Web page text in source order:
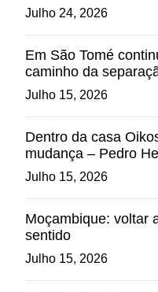
Julho 24, 2026
Em São Tomé
caminho da
Julho 15, 2026
Dentro da casa
mudança – Pedro
Julho 15, 2026
Moçambique: voltar
sentido
Julho 15, 2026